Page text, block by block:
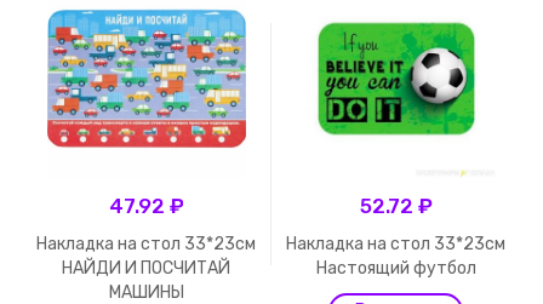
47.92 ₽
Накладка на стол 33*23см
НАЙДИ И ПОСЧИТАЙ
МАШИНЫ
52.72 ₽
Накладка на стол 33*23см
Настоящий футбол